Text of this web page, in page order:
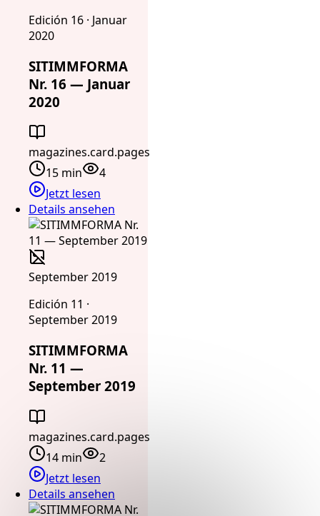
Edición 16 · Januar
2020
SITIMMFORMA
Nr. 16 — Januar
2020
magazines.card.pages
15 min
4
Jetzt lesen
Details ansehen
September 2019
Edición 11 ·
September 2019
SITIMMFORMA
Nr. 11 —
September 2019
magazines.card.pages
14 min
2
Jetzt lesen
Details ansehen